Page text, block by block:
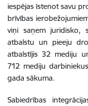
iespējas īstenot savu
brīvības
viņi saņem juridisko,
atbalstu un pieeju
atbalstījis 32 mediju
712 mediju
gada sākuma.
Sabiedrības